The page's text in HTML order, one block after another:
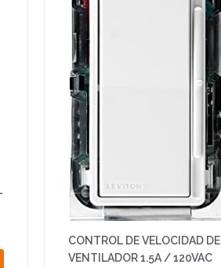
CONTROL DE VELOCIDAD DE
VENTILADOR 1.5A / 120VAC